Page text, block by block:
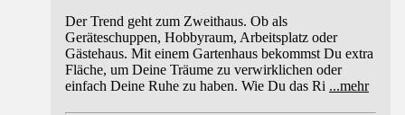
Der Trend geht zum Zweithaus. Ob als
Geräteschuppen, Hobbyraum, Arbeitsplatz oder
Gästehaus. Mit einem Gartenhaus bekommst Du extra
Fläche, um Deine Träume zu verwirklichen oder
einfach Deine Ruhe zu haben. Wie Du das Ri ...mehr